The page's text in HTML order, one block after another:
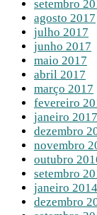
setembro
agosto 2017
julho 2017
junho 2017
maio 2017
abril 2017
março 2017
fevereiro
janeiro 2017
dezembro
novembro
outubro
setembro
janeiro 2014
dezembro